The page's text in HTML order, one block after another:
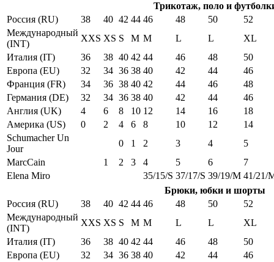
Трикотаж, поло и
Россия (RU)
38 40 42 44 46 48 50
52
Международный
(INT)
XXS XS S M M L L
XL
Италия (IT)
36 38 40 42 44 46 48
50
Европа (EU)
32 34 36 38 40 42 44
46
Франция (FR)
34 36 38 40 42 44 46
48
Германия (DE)
32 34 36 38 40 42 44
46
Англия (UK)
4 6 8 10 12 14 16
18
Америка (US)
0 2 4 6 8 10 12
14
Schumacher Un
Jour
0 1 2 3 4
5
MarcCain
1 2 3 4 5 6
7
Elena Miro
35/15/S 37/17/S 39/19/M 41/21/
Брюки, юбки и шорты
Россия (RU)
38 40 42 44 46 48 50
52
Международный
(INT)
XXS XS S M M L L
XL
Италия (IT)
36 38 40 42 44 46 48
50
Европа (EU)
32 34 36 38 40 42 44
46